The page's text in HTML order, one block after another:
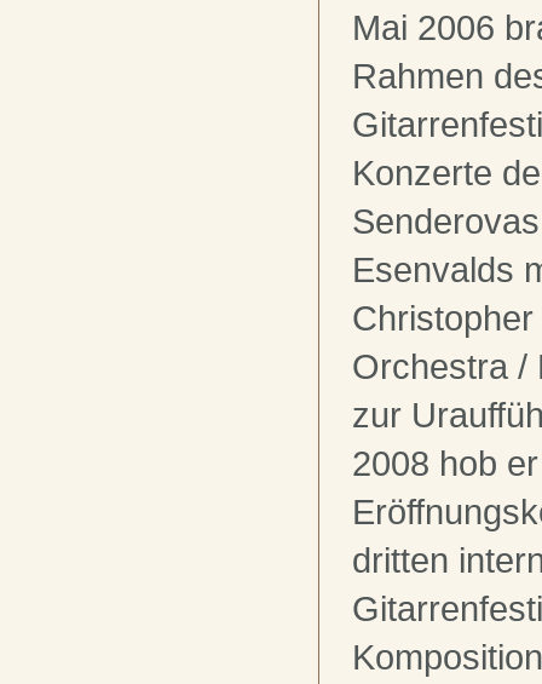
Mai 2006
Rahmen
Konzerte
Esenvalds
Orchestra /
zur
2008 hob
dritten